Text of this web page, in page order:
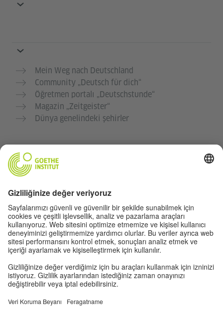
Mein Weg nach Deutschland
Community „Deutsch für dich“
Öğretmen portalı „Deutschstunde“
Magazin „Zeitgeister“
Dünya genelindeki şehirler
Kişisel bilgilerin korunması ve erişilebilirlik
Bu internet sayfasının mümkün olduğunca çok insan
için erişilebilir ve faydalı olmasını istiyoruz. Kişisel
verileri, veri koruma yönergelerimize uygun olarak
kullanıyoruz.
Gizlilik ayarları